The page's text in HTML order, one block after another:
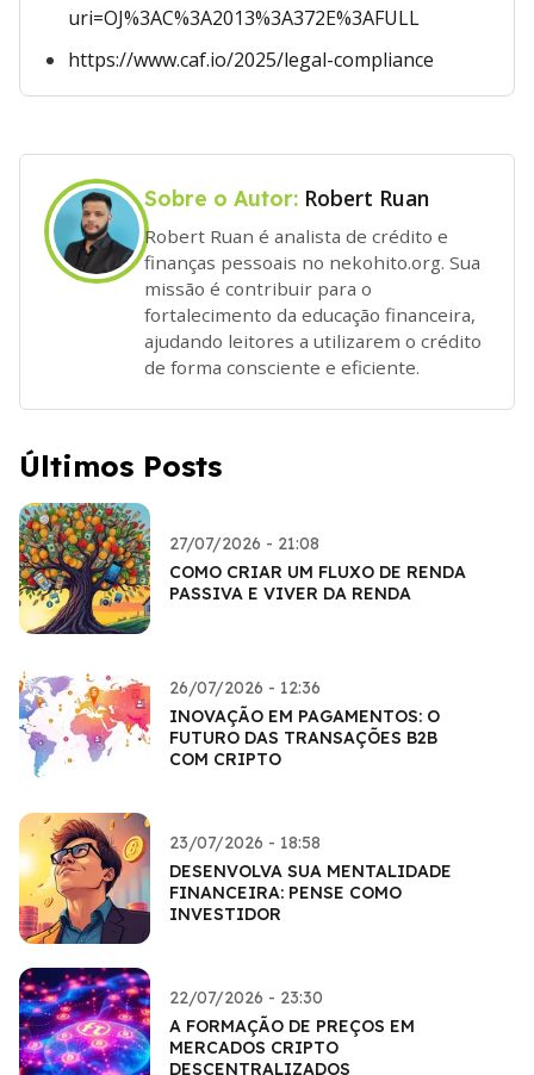
uri=OJ%3AC%3A2013%3A372E%3AFULL
https://www.caf.io/2025/legal-compliance
Sobre o Autor: Robert Ruan
Robert Ruan é analista de crédito e
finanças pessoais no nekohito.org. Sua
missão é contribuir para o
fortalecimento da educação financeira,
ajudando leitores a utilizarem o crédito
de forma consciente e eficiente.
Últimos Posts
27/07/2026 - 21:08
COMO CRIAR UM FLUXO DE RENDA
PASSIVA E VIVER DA RENDA
26/07/2026 - 12:36
INOVAÇÃO EM PAGAMENTOS: O
FUTURO DAS TRANSAÇÕES B2B
COM CRIPTO
23/07/2026 - 18:58
DESENVOLVA SUA MENTALIDADE
FINANCEIRA: PENSE COMO
INVESTIDOR
22/07/2026 - 23:30
A FORMAÇÃO DE PREÇOS EM
MERCADOS CRIPTO
DESCENTRALIZADOS